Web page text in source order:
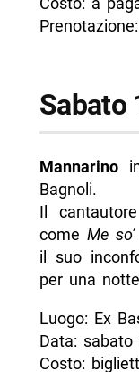
Sabato
Mannarinoin
Bagnoli.
Il
come Me
il suo
per una
Luogo: Ex
Data:
Costo: